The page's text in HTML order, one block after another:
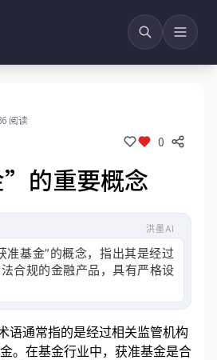
阅读
0
”的重要概念
洪墨AI
准基金”的概念，指出其是经过
合规的金融产品，具有严格设
通常指的是经过相关监管机构
。在基金行业中，获准基金是合